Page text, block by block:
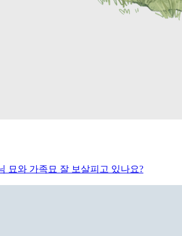
묘와 가족묘 잘 보살피고 있나요?